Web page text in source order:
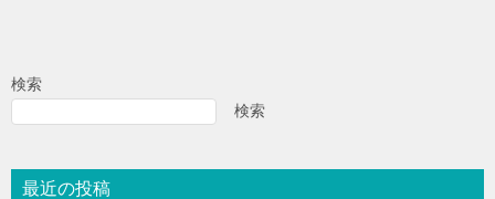
ビ
シ
検索
検索
最近の投稿